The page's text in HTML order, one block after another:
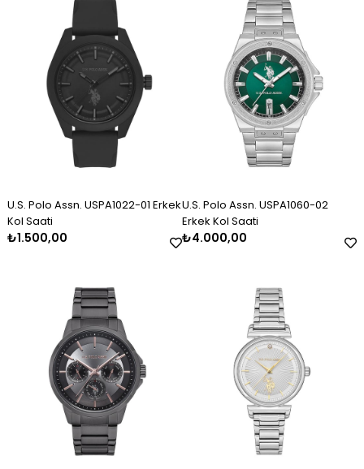
Erkek Gümüş Kazaziye Tesbih
₺2.120,00
Kadın Gümüş Trend Tasarım
₺11.000,00
Kadın Gümüş Taşlı Markiz
Bileklik 2325
₺3.000,00
U.S. Polo Assn. USPA1022-01 Erkek
Kol Saati
₺1.500,00
U.S. Polo Assn. USPA1060-02
Erkek Kol Saati
₺4.000,00